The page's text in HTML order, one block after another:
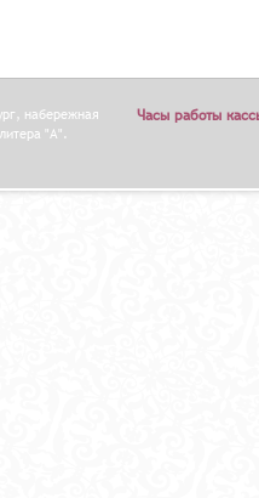
набережная
"А".
Часы работы